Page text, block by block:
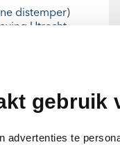
gebruik
advertenties te
distemper)
Utrecht
assortiment
VetPlus.